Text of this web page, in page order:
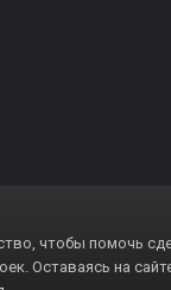
чтобы помочь
Оставаясь на